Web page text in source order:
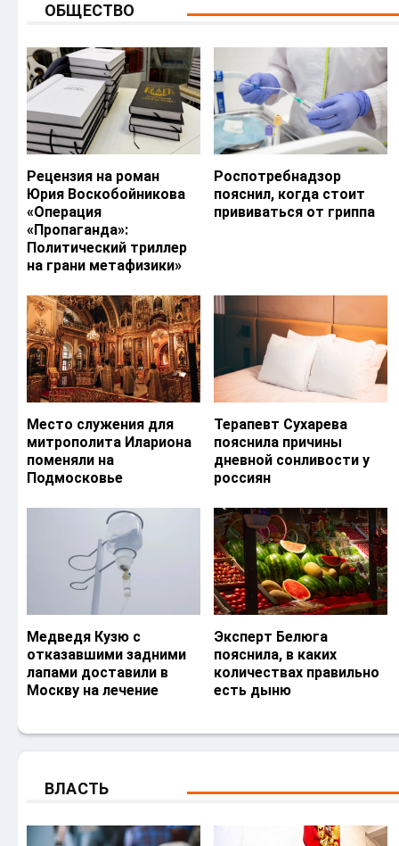
ОБЩЕСТВО
Рецензия на роман
Юрия Воскобойникова
«Операция
«Пропаганда»:
Политический триллер
на грани метафизики»
Роспотребнадзор
пояснил, когда стоит
прививаться от гриппа
Место служения для
митрополита Илариона
поменяли на
Подмосковье
Терапевт Сухарева
пояснила причины
дневной сонливости у
россиян
Медведя Кузю с
отказавшими задними
лапами доставили в
Москву на лечение
Эксперт Белюга
пояснила, в каких
количествах правильно
есть дыню
ВЛАСТЬ